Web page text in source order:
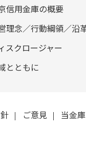
信用金庫の概要
理念／行動綱領／沿
スクロージャー
とともに
ご意見 当金